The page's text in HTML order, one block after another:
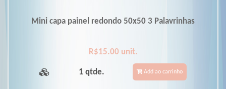
Mini capa painel redondo 50x50 3 Palavrinhas
R$15.00 unit.
1 qtde. Add ao carrinho